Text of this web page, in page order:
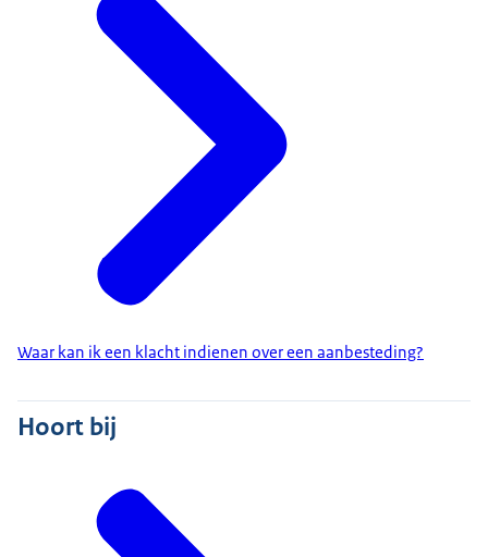
Waar kan ik een klacht indienen over een aanbesteding?
Hoort bij